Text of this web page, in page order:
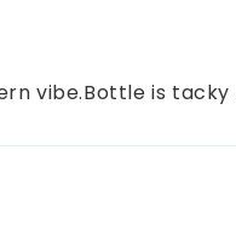
vibe.Bottle is